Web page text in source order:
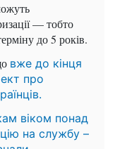
— тобто
до 5 років.
вже до кінця
про
віком понад
на службу –